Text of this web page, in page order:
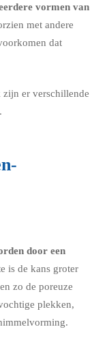
vormen van
met andere
dat
er verschillende
door een
is de kans groter
zo de poreuze
plekken,